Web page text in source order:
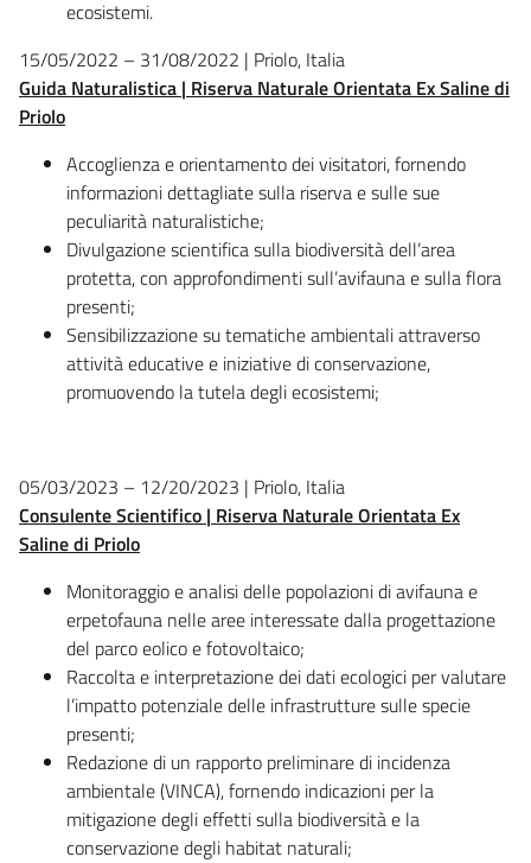
ecosistemi.
15/05/2022 – 31/08/2022 | Priolo, Italia
Guida Naturalistica | Riserva Naturale Orientata Ex Saline di
Priolo
Accoglienza e orientamento dei visitatori, fornendo
informazioni dettagliate sulla riserva e sulle sue
peculiarità naturalistiche;
Divulgazione scientifica sulla biodiversità dell’area
protetta, con approfondimenti sull’avifauna e sulla flora
presenti;
Sensibilizzazione su tematiche ambientali attraverso
attività educative e iniziative di conservazione,
promuovendo la tutela degli ecosistemi;
05/03/2023 – 12/20/2023 | Priolo, Italia
Consulente Scientifico | Riserva Naturale Orientata Ex
Saline di Priolo
Monitoraggio e analisi delle popolazioni di avifauna e
erpetofauna nelle aree interessate dalla progettazione
del parco eolico e fotovoltaico;
Raccolta e interpretazione dei dati ecologici per valutare
l’impatto potenziale delle infrastrutture sulle specie
presenti;
Redazione di un rapporto preliminare di incidenza
ambientale (VINCA), fornendo indicazioni per la
mitigazione degli effetti sulla biodiversità e la
conservazione degli habitat naturali;